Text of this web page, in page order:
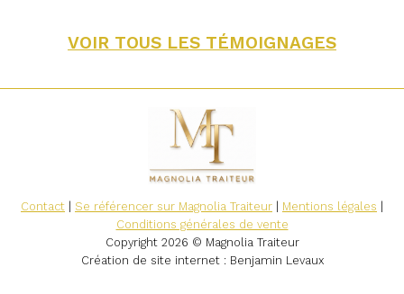
VOIR TOUS LES TÉMOIGNAGES
Contact | Se référencer sur Magnolia Traiteur | Mentions légales |
Conditions générales de vente
Copyright 2026 © Magnolia Traiteur
Création de site internet: Benjamin Levaux